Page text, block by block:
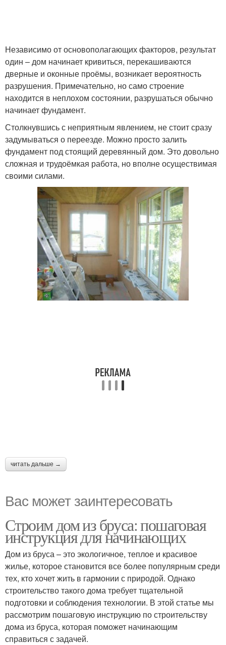
Независимо от основополагающих факторов, результат
один – дом начинает кривиться, перекашиваются
дверные и оконные проёмы, возникает вероятность
разрушения. Примечательно, но само строение
находится в неплохом состоянии, разрушаться обычно
начинает фундамент.
Столкнувшись с неприятным явлением, не стоит сразу
задумываться о переезде. Можно просто залить
фундамент под стоящий деревянный дом. Это довольно
сложная и трудоёмкая работа, но вполне осуществимая
своими силами.
читать дальше →
Вас может заинтересовать
Строим дом из бруса: пошаговая
инструкция для начинающих
Дом из бруса – это экологичное, теплое и красивое
жилье, которое становится все более популярным среди
тех, кто хочет жить в гармонии с природой. Однако
строительство такого дома требует тщательной
подготовки и соблюдения технологии. В этой статье мы
рассмотрим пошаговую инструкцию по строительству
дома из бруса, которая поможет начинающим
справиться с задачей.